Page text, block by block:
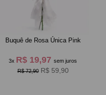
Buquê de Rosa Única Pink
3x R$ 19,97sem juros
R$ 72,90 R$ 59,90